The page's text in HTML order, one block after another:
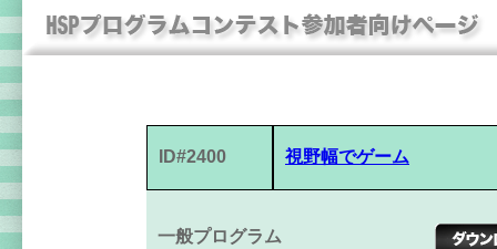
ID#2400 視野幅でゲーム
一般プログラム